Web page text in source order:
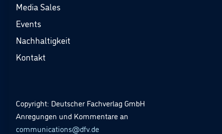
Media Sales
Events
Nachhaltigkeit
Kontakt
Copyright: Deutscher Fachverlag GmbH
Anregungen und Kommentare an
communications@dfv.de